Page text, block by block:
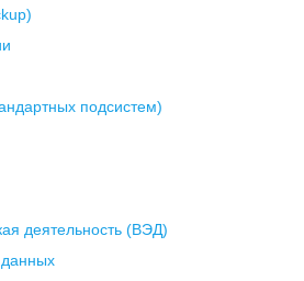
подсистем)
деятельность (ВЭД)